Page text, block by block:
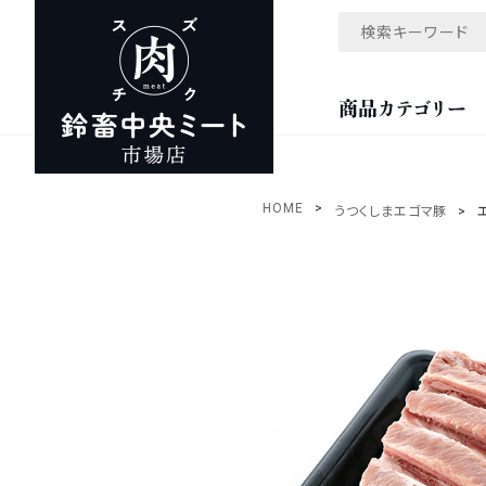
商品カテゴリー
HOME うつくしまエゴマ豚